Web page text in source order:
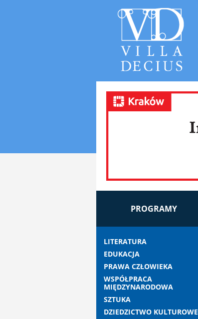
PROGRAMY
LITERATURA
EDUKACJA
PRAWA CZŁOWIEKA
WSPÓŁPRACA
MIĘDZYNARODOWA
SZTUKA
DZIEDZICTWO KULTUROWE